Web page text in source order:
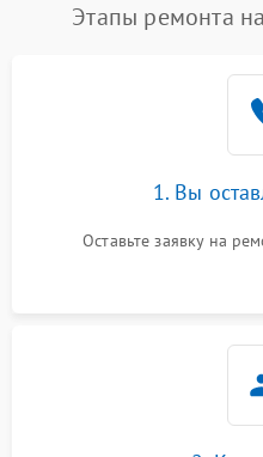
Этапы ремонта
1. Вы
Оставьте заявку на